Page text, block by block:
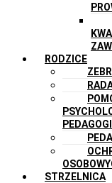
RODZICE
STRZELNICA